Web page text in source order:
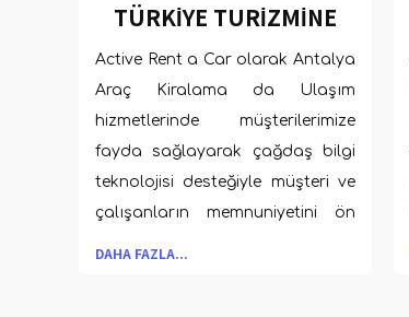
TÜRKIYE TURIZMINE
KATKIDA BULUNMAK
Active Rent a Car olarak Antalya
Araç Kiralama da Ulaşım
hizmetlerinde müşterilerimize
fayda sağlayarak çağdaş bilgi
teknolojisi desteğiyle müşteri ve
çalışanların memnuniyetini ön
DAHA FAZLA...